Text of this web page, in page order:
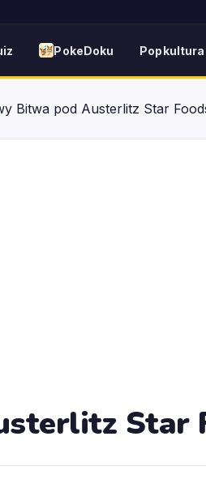
PokeDoku Popkultura
Bitwa pod Austerlitz Star
Star